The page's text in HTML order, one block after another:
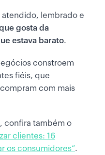
lembrado e
gosta da
estava barato.
constroem
fiéis, que
com mais
confira também o
clientes: 16
os consumidores”.